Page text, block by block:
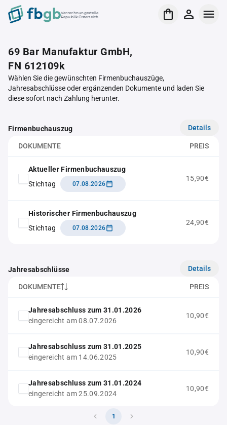
Verrechnungsstelle
Republik Österreich
69 Bar Manufaktur GmbH,
FN 612109k
Wählen Sie die gewünschten Firmenbuchauszüge,
Jahresabschlüsse oder ergänzenden Dokumente und laden Sie
diese sofort nach Zahlung herunter.
Firmenbuchauszug Details
DOKUMENTE PREIS
Aktueller Firmenbuchauszug
Stichtag
07.08.2026
15,90€
Historischer Firmenbuchauszug
Stichtag
07.08.2026
24,90€
Jahresabschlüsse Details
DOKUMENTE PREIS
Jahresabschluss zum 31.01.2026
eingereicht am 08.07.2026
10,90€
Jahresabschluss zum 31.01.2025
eingereicht am 14.06.2025
10,90€
Jahresabschluss zum 31.01.2024
eingereicht am 25.09.2024
10,90€
1